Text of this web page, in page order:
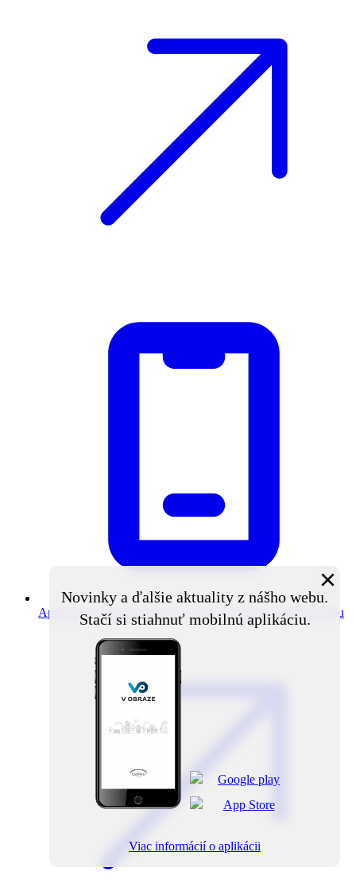
Aplikácia V obraze Novinky z obce priamo do vášho mobilu
Novinky a ďalšie aktuality z nášho webu.
Stačí si stiahnuť mobilnú aplikáciu.
×
Viac informácií o aplikácii